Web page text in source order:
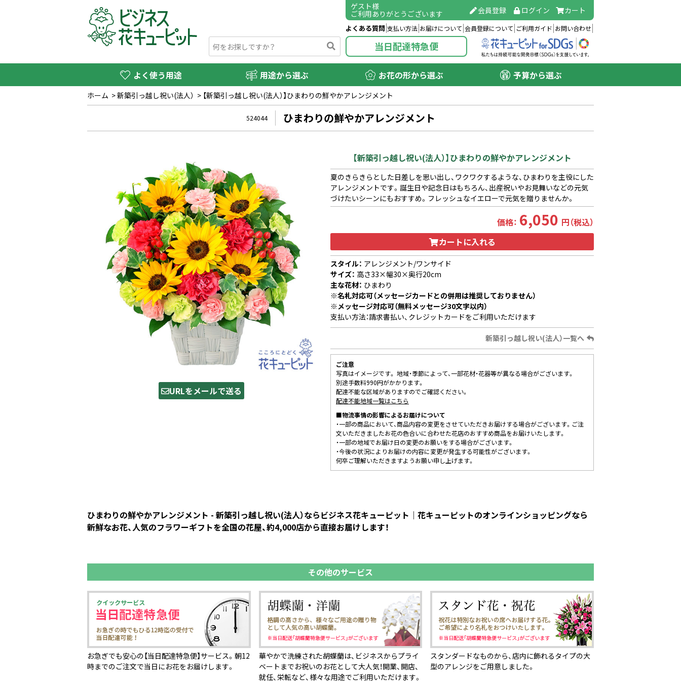
ゲスト様
ご利用ありがとうございます 会員登録 ログイン カート
よくある質問 支払い方法 お届けについて 会員登録について ご利用ガイド お問い合わせ
当日配達特急便
よく使う用途 用途から選ぶ お花の形から選ぶ 予算から選ぶ
ホーム >新築引っ越し祝い(法人） > 【新築引っ越し祝い(法人）】ひまわりの鮮やかアレンジメント
524044 ひまわりの鮮やかアレンジメント
URLをメールで送る
【新築引っ越し祝い(法人）】ひまわりの鮮やかアレンジメント
夏のきらきらとした日差しを思い出し、ワクワクするような、ひまわりを主役にした
アレンジメントです。誕生日や記念日はもちろん、出産祝いやお見舞いなどの元気
づけたいシーンにもおすすめ。フレッシュなイエローで元気を贈りませんか。
価格： 6,050 円（税込）
カートに入れる
スタイル： アレンジメント/ワンサイド
サイズ： 高さ33×幅30×奥行20cm
主な花材： ひまわり
※名札対応可（メッセージカードとの併用は推奨しておりません）
※メッセージ対応可（無料メッセージ30文字以内）
支払い方法：請求書払い、クレジットカードをご利用いただけます
新築引っ越し祝い(法人）一覧へ
ご注意
写真はイメージです。 地域・季節によって、一部花材・花器等が異なる場合がございます。
別途手数料990円がかかります。
配達不能な区域がありますのでご確認ください。
配達不能地域一覧はこちら
■物流事情の影響によるお届けについて
・一部の商品において、商品内容の変更をさせていただきお届けする場合がございます。ご注
文いただきましたお花の色合いに合わせた花店のおすすめ商品をお届けいたします。
・一部の地域でお届け日の変更のお願いをする場合がございます。
・今後の状況によりお届けの内容に変更が発生する可能性がございます。
何卒ご理解いただきますようお願い申し上げます。
ひまわりの鮮やかアレンジメント - 新築引っ越し祝い(法人）ならビジネス花キューピット｜花キューピットのオンラインショッピングなら
新鮮なお花、人気のフラワーギフトを全国の花屋、約4,000店から直接お届けします！
その他のサービス
お急ぎでも安心の【当日配達特急便】サービス。朝12
時までのご注文で当日にお花をお届けします。
華やかで洗練された胡蝶蘭は、ビジネスからプライ
ベートまでお祝いのお花として大人気！開業、開店、
就任、栄転など、様々な用途でご利用いただけます。
スタンダードなものから、店内に飾れるタイプの大
型のアレンジをご用意しました。